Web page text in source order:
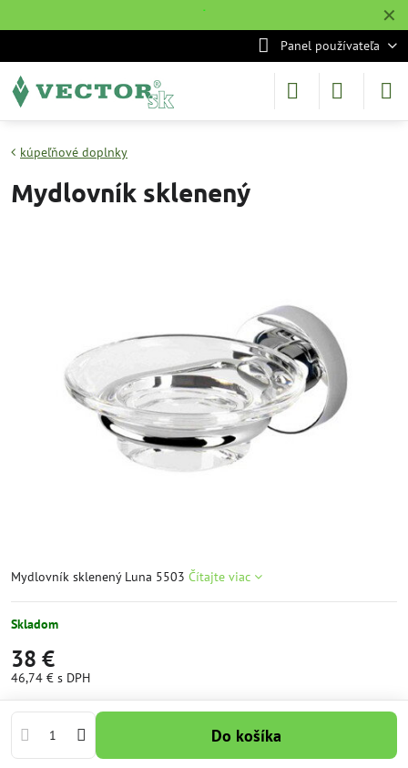
✕
˙
Panel používateľa
kúpeľňové doplnky
Mydlovník sklenený
Mydlovník sklenený Luna 5503 Čítajte viac
Skladom
38 €
46,74 € s DPH
Do košíka